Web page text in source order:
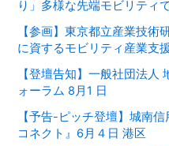
り」多様な先端モビリティ
【参画】東京都立産業技術
に資するモビリティ産業支
【登壇告知】一般社団法人
ォーラム 8月1 日
【予告-ピッチ登壇】城南
コネクト』6月４日 港区